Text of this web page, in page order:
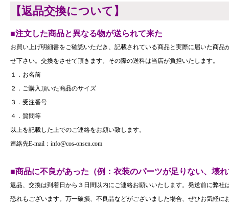
【返品交換について】
■注文した商品と異なる物が送られて来た
お買い上げ明細書をご確認いただき、記載されている商品と実際に届いた商
せ下さい。交換をさせて頂きます。その際の送料は当店が負担いたします。
１．お名前
２．ご購入頂いた商品のサイズ
３．受注番号
４．質問等
以上を記載した上でのご連絡をお願い致します。
連絡先E-mail：info@cos-onsen.com
■商品に不良があった（例：衣装のパーツが足りない、壊
返品、交換は到着日から３日間以内にご連絡お願いいたします。発送前に弊社
恐れもございます。万一破損、不良品などがございました場合、ぜひお気軽に